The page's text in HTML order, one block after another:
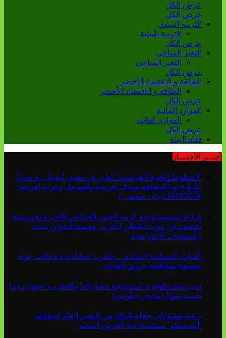
عرض الكل
عرض الكل
التربية البيئية
التربية البيئية
عرض الكل
التغير المناخي
التغير المناخي
عرض الكل
الطاقة و الاقتصاد الأخضر
الطاقة و الاقتصاد الأخضر
عرض الكل
الموارد المائية
الموارد المائية
عرض الكل
قناة البيئة
الأخبـــار
“الخطوط الجوية الفرنسية” تعلن عن تعيين ليونيل رو مديراً
عاماً جديداً لمنطقة شمال إفريقيا والساحل وغرب إفريقيا
قراءة سوسيولوجية :أزمة العبور الجماعي الأخيرة نحو سبتة
تكشف عن موت التاطير الحزبي وهيمنة الخوارزميات
والصفحات الافتراضية
القوات المسلحة الملكية .. جاهزية عملياتية وتدخلات جوية
منسقة لمكافحة حرائق الغابات
تدبير ملف الهجرة “مسؤولية مشتركة” والمغرب “تحمل دوما
نصيبه منها” (مصدر حكومي)
برقية تهنئة إلى جلالة الملك من المدير العام لمنظمة
“إيسيسكو” بمناسبة عيد العرش المجيد